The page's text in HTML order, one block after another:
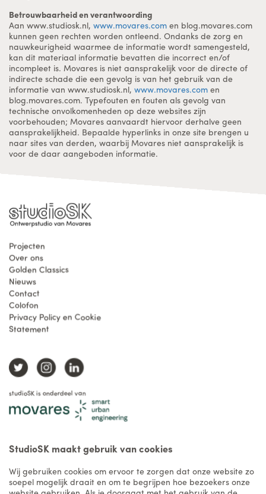
Betrouwbaarheid en verantwoording
Aan www.studiosk.nl, www.movares.com en blog.movares.com
kunnen geen rechten worden ontleend. Ondanks de zorg en
nauwkeurigheid waarmee de informatie wordt samengesteld,
kan dit materiaal informatie bevatten die incorrect en/of
incompleet is. Movares is niet aansprakelijk voor de directe of
indirecte schade die een gevolg is van het gebruik van de
informatie van www.studiosk.nl, www.movares.com en
blog.movares.com. Typefouten en fouten als gevolg van
technische onvolkomenheden op deze websites zijn
voorbehouden; Movares aanvaardt hiervoor derhalve geen
aansprakelijkheid. Bepaalde hyperlinks in onze site brengen u
naar sites van derden, waarbij Movares niet aansprakelijk is
voor de daar aangeboden informatie.
Projecten
Over ons
Golden Classics
Nieuws
Contact
Colofon
Privacy Policy en Cookie
Statement
studioSK is onderdeel van
StudioSK maakt gebruik van cookies
Wij gebruiken cookies om ervoor te zorgen dat onze website zo
soepel mogelijk draait en om te begrijpen hoe bezoekers onze